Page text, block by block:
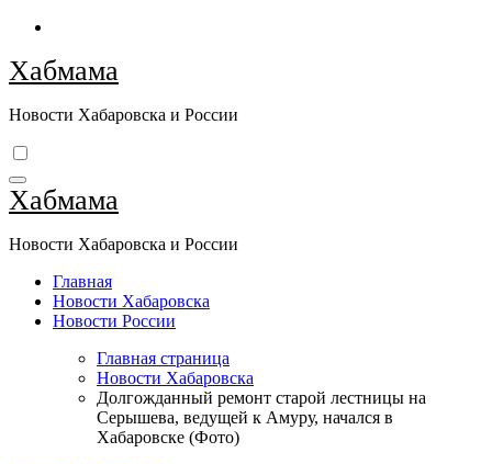
Перейти
содержимому
Хабмама
Новости Хабаровска и России
Хабмама
Новости Хабаровска и России
Главная
Новости Хабаровска
Новости России
Главная страница
Новости Хабаровска
Долгожданный ремонт старой лестницы на
Серышева, ведущей к Амуру, начался в
Хабаровске (Фото)